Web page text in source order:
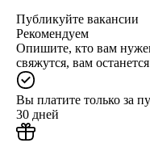
Публикуйте вакансии
Рекомендуем
Опишите, кто вам
свяжутся, вам
Вы платите только за
30 дней